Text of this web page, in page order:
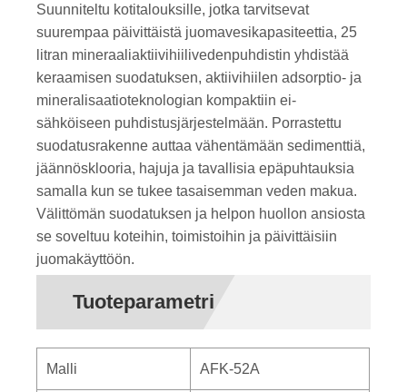
Suunniteltu kotitalouksille, jotka tarvitsevat
suurempaa päivittäistä juomavesikapasiteettia, 25
litran mineraaliaktiivihiilivedenpuhdistin yhdistää
keraamisen suodatuksen, aktiivihiilen adsorptio- ja
mineralisaatioteknologian kompaktiin ei-
sähköiseen puhdistusjärjestelmään. Porrastettu
suodatusrakenne auttaa vähentämään sedimenttiä,
jäännösklooria, hajuja ja tavallisia epäpuhtauksia
samalla kun se tukee tasaisemman veden makua.
Välittömän suodatuksen ja helpon huollon ansiosta
se soveltuu koteihin, toimistoihin ja päivittäisiin
juomakäyttöön.
Tuoteparametri
Malli AFK-52A